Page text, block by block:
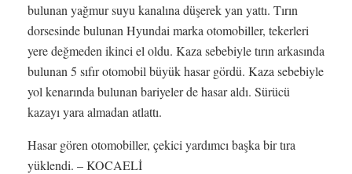
bulunan yağmur suyu kanalına düşerek yan yattı. Tırın
dorsesinde bulunan Hyundai marka otomobiller, tekerleri
yere değmeden ikinci el oldu. Kaza sebebiyle tırın arkasında
bulunan 5 sıfır otomobil büyük hasar gördü. Kaza sebebiyle
yol kenarında bulunan bariyeler de hasar aldı. Sürücü
kazayı yara almadan atlattı.
Hasar gören otomobiller, çekici yardımcı başka bir tıra
yüklendi. – KOCAELİ